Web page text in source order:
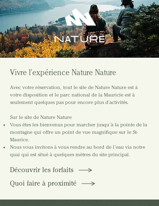
Vivre l'expérience Nature Nature
​Avec votre réservation, tout le site de Nature Nature est à
votre disposition et le parc national de la Mauricie est à
seulement quelques pas pour encore plus d'activités.
Sur le site de Nature Nature
Vous êtes les bienvenus pour marcher jusqu’à la pointe de la
montagne qui offre un point de vue magnifique sur le St-
Maurice.
Nous vous invitons à vous rendre au bord de l’eau via notre
quai qui est situé à quelques mètres du site principal.
Découvrir les forfaits
Quoi faire à proximité